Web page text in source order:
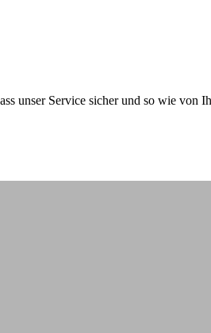
unser Service sicher und so wie von